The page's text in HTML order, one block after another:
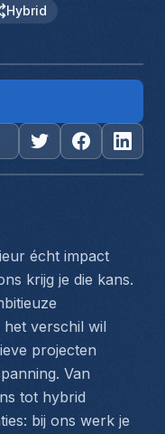
Hybrid
écht impact
krijg je die kans.
het verschil wil
projecten
Van
tot hybrid
bij ons werk je